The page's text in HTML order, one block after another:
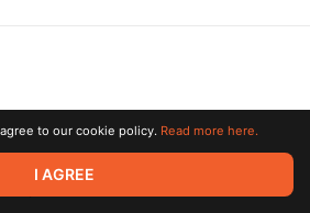
All rights reserved. All trademarks
owners.
to our cookie policy. Read more here.
I AGREE